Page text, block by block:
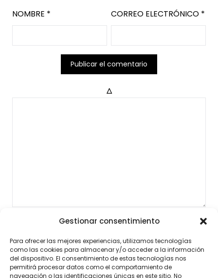
NOMBRE * CORREO ELECTRÓNICO *
Δ
Gestionar consentimiento
Para ofrecer las mejores experiencias, utilizamos tecnologías
como las cookies para almacenar y/o acceder a la información
del dispositivo. El consentimiento de estas tecnologías nos
permitirá procesar datos como el comportamiento de
navegación o las identificaciones únicas en este sitio. No